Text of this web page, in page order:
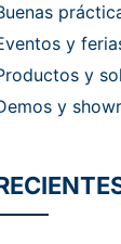
y
y
y